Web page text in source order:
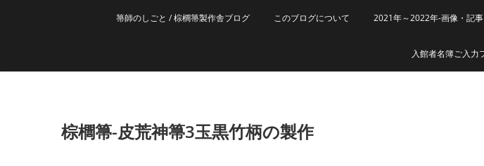
箒師のしごと / 棕櫚箒製作舎ブログ このブログについて 2021年～2022年-画像・記事
入館者名簿ご入力
棕櫚箒-皮荒神箒3玉黒竹柄の製作